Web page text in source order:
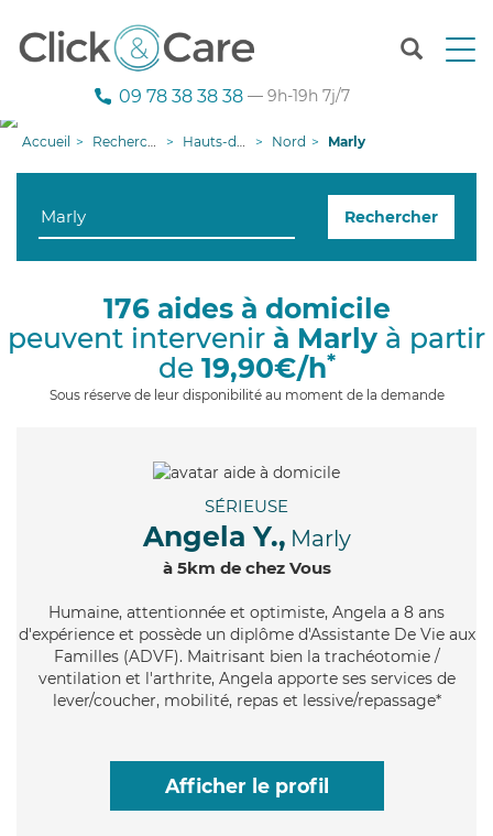
T
n
g
i
09 78 38 38 38 — 9h-19h 7j/7
Accueil Recherche aide à domicile Hauts-de-France Nord Marly
Rechercher
176 aides à domicile
peuvent intervenir à Marly à partir
de 19,90€/h*
Sous réserve de leur disponibilité au moment de la demande
SÉRIEUSE
Angela Y., Marly
à 5km de chez Vous
Humaine, attentionnée et optimiste, Angela a 8 ans
d'expérience et possède un diplôme d'Assistante De Vie aux
Familles (ADVF). Maitrisant bien la trachéotomie /
ventilation et l'arthrite, Angela apporte ses services de
lever/coucher, mobilité, repas et lessive/repassage*
Afficher le profil